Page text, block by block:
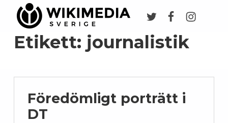
Etikett: journalistik
Föredömligt porträtt i
DT